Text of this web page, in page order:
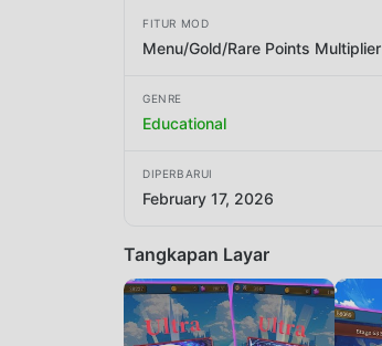
FITUR MOD
Menu/Gold/Rare Points Multiplier
GENRE
Educational
DIPERBARUI
February 17, 2026
Tangkapan Layar